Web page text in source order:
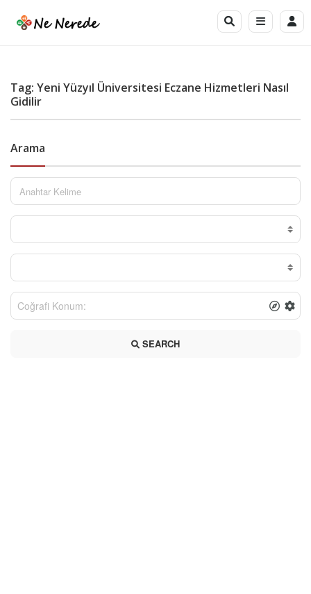
Tag: Yeni Yüzyıl Üniversitesi Eczane Hizmetleri Nasıl
Gidilir
Arama
SEARCH